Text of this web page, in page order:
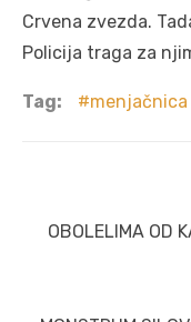
Crvena zvezda.
Policija traga za
Tag: menjačnica
navigation
Previous
OBOLELIMA OD